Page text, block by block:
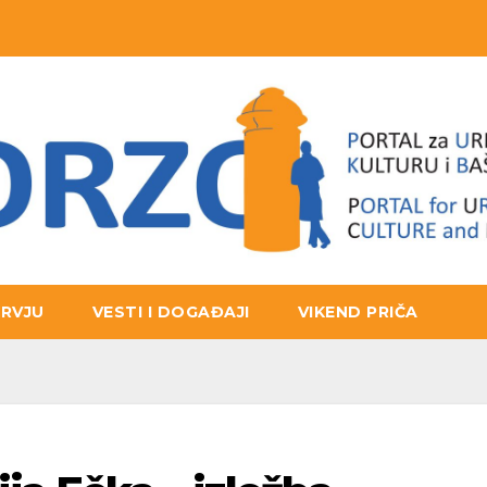
VESTI I DOGAĐAJI VIKEND PRIČA